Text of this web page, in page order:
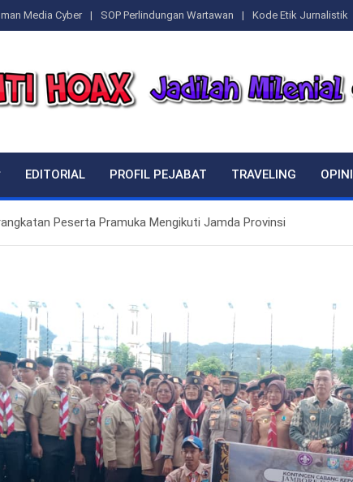
Media Cyber SOP Perlindungan Wartawan Kode Etik Jurnalistik
EDITORIAL PROFIL PEJABAT TRAVELING OPINI
Peserta Pramuka Mengikuti Jamda Provinsi